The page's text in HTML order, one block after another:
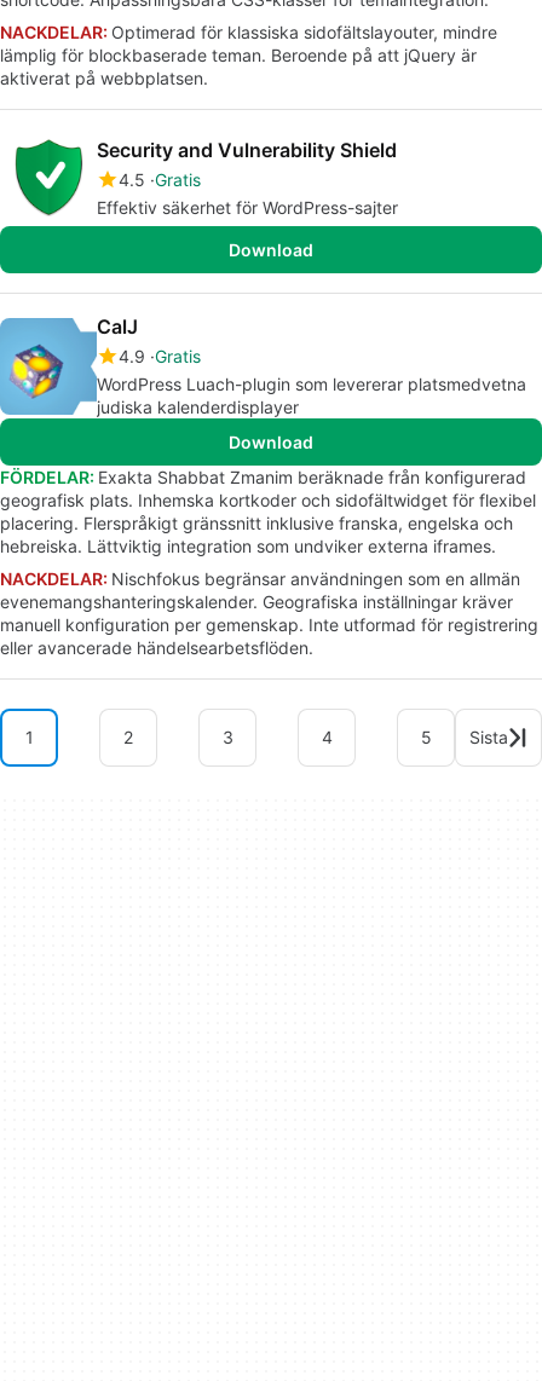
NACKDELAR: Optimerad för klassiska sidofältslayouter, mindre
lämplig för blockbaserade teman. Beroende på att jQuery är
aktiverat på webbplatsen.
Security and Vulnerability Shield
4.5 Gratis
Effektiv säkerhet för WordPress-sajter
Download
CalJ
4.9 Gratis
WordPress Luach-plugin som levererar platsmedvetna
judiska kalenderdisplayer
Download
FÖRDELAR: Exakta Shabbat Zmanim beräknade från konfigurerad
geografisk plats. Inhemska kortkoder och sidofältwidget för flexibel
placering. Flerspråkigt gränssnitt inklusive franska, engelska och
hebreiska. Lättviktig integration som undviker externa iframes.
NACKDELAR: Nischfokus begränsar användningen som en allmän
evenemangshanteringskalender. Geografiska inställningar kräver
manuell konfiguration per gemenskap. Inte utformad för registrering
eller avancerade händelsearbetsflöden.
1 2 3 4 5 Sista